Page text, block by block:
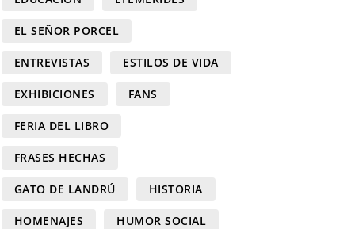
EL SEÑOR PORCEL
ENTREVISTAS ESTILOS DE VIDA
EXHIBICIONES FANS
FERIA DEL LIBRO
FRASES HECHAS
GATO DE LANDRÚ HISTORIA
HOMENAJES HUMOR SOCIAL